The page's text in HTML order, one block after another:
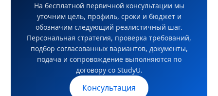
На бесплатной первичной консультации мы
уточним цель, профиль, сроки и бюджет и
обозначим следующий реалистичный шаг.
Персональная стратегия, проверка требований,
подбор согласованных вариантов, документы,
подача и сопровождение выполняются по
договору со StudyU.
Консультация